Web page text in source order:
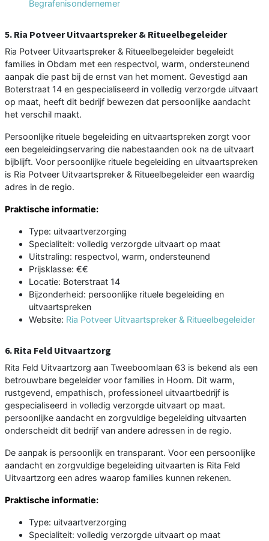
Begrafenisondernemer
5. Ria Potveer Uitvaartspreker & Ritueelbegeleider
Ria Potveer Uitvaartspreker & Ritueelbegeleider begeleidt
families in Obdam met een respectvol, warm, ondersteunend
aanpak die past bij de ernst van het moment. Gevestigd aan
Boterstraat 14 en gespecialiseerd in volledig verzorgde uitvaart
op maat, heeft dit bedrijf bewezen dat persoonlijke aandacht
het verschil maakt.
Persoonlijke rituele begeleiding en uitvaartspreken zorgt voor
een begeleidingservaring die nabestaanden ook na de uitvaart
bijblijft. Voor persoonlijke rituele begeleiding en uitvaartspreken
is Ria Potveer Uitvaartspreker & Ritueelbegeleider een waardig
adres in de regio.
Praktische informatie:
Type: uitvaartverzorging
Specialiteit: volledig verzorgde uitvaart op maat
Uitstraling: respectvol, warm, ondersteunend
Prijsklasse: €€
Locatie: Boterstraat 14
Bijzonderheid: persoonlijke rituele begeleiding en
uitvaartspreken
Website: Ria Potveer Uitvaartspreker & Ritueelbegeleider
6. Rita Feld Uitvaartzorg
Rita Feld Uitvaartzorg aan Tweeboomlaan 63 is bekend als een
betrouwbare begeleider voor families in Hoorn. Dit warm,
rustgevend, empathisch, professioneel uitvaartbedrijf is
gespecialiseerd in volledig verzorgde uitvaart op maat.
persoonlijke aandacht en zorgvuldige begeleiding uitvaarten
onderscheidt dit bedrijf van andere adressen in de regio.
De aanpak is persoonlijk en transparant. Voor een persoonlijke
aandacht en zorgvuldige begeleiding uitvaarten is Rita Feld
Uitvaartzorg een adres waarop families kunnen rekenen.
Praktische informatie:
Type: uitvaartverzorging
Specialiteit: volledig verzorgde uitvaart op maat